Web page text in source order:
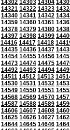
14302 14303 14304
14321 14322 14323
14340 14341 14342
14359 14360 14361
14378 14379 14380
14397 14398 14399
14416 14417 14418
14435 14436 14437
14454 14455 14456
14473 14474 14475
14492 14493 14494
14511 14512 14513
14530 14531 14532
14549 14550 14551
14568 14569 14570
14587 14588 14589
14606 14607 14608
14625 14626 14627
14644 14645 14646